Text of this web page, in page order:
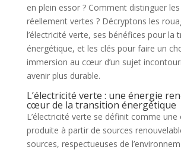
en plein essor ? Comment distinguer
réellement vertes ? Décryptons les
l’électricité verte, ses bénéfices pour la
énergétique, et les clés pour faire un
immersion au cœur d’un sujet
avenir plus durable.
L’électricité verte : une énergie
cœur de la transition énergétique
L’électricité verte se définit comme une
produite à partir de sources
sources, respectueuses de